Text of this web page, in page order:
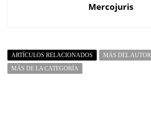
Mercojuris
ARTÍCULOS RELACIONADOS
MÁS DEL AUTOR
MÁS DE LA CATEGORÍA